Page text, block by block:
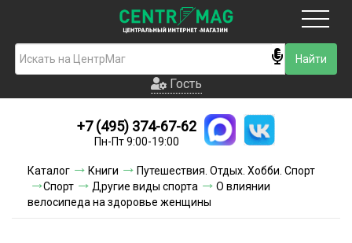
Гость
Новинки
Условия доставки
Условия оплаты
Гость
+7 (495) 374-67-62
Пн-Пт 9:00-19:00
Каталог Книги
Путешествия. Отдых. Хобби. Спорт
Спорт
Другие виды спорта
О влиянии
велосипеда на здоровье женщины